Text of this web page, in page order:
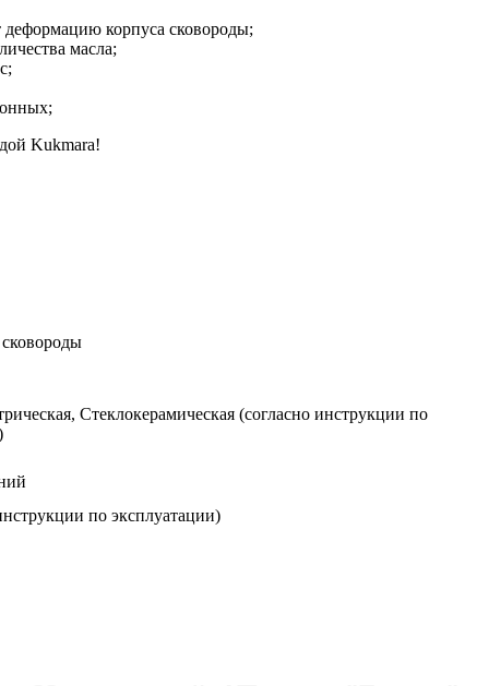
деформацию корпуса сковороды;
масла;
Kukmara!
Стеклокерамическая (согласно инструкции по
по эксплуатации)